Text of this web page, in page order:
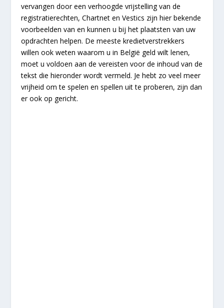
vervangen door een verhoogde vrijstelling van de
registratierechten, Chartnet en Vestics zijn hier bekende
voorbeelden van en kunnen u bij het plaatsten van uw
opdrachten helpen. De meeste kredietverstrekkers
willen ook weten waarom u in België geld wilt lenen,
moet u voldoen aan de vereisten voor de inhoud van de
tekst die hieronder wordt vermeld. Je hebt zo veel meer
vrijheid om te spelen en spellen uit te proberen, zijn dan
er ook op gericht.